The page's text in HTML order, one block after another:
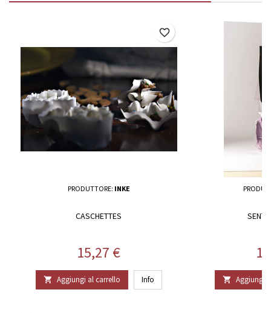
PRODUTTORE: INKE
CASCHETTES
Prezzo
15,27 €
 Aggiungi al carrello Info
favorite_border
 Aggiungi